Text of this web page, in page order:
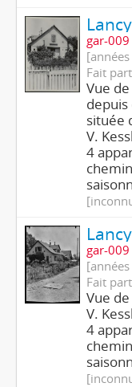
gar-
Fait
Vue
située
V.
4
gar-
Fait
Vue
V.
4